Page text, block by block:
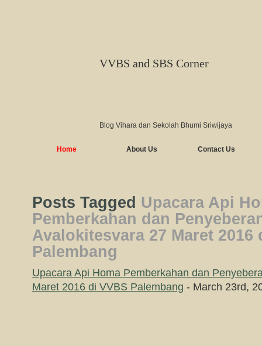
VVBS and SBS Corner
Blog Vihara dan Sekolah Bhumi Sriwijaya
Home About Us Contact Us
Posts Tagged Upacara Api
Pemberkahan dan
Avalokitesvara 27 Maret 2016
Palembang
Upacara Api Homa Pemberkahan dan
Maret 2016 di VVBS Palembang - March 23rd,